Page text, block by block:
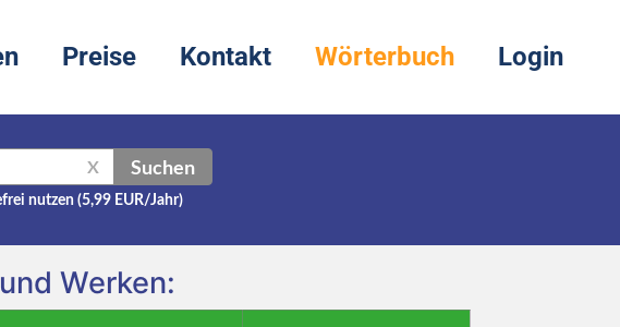
Preise Kontakt Wörterbuch Login
X Suchen
nutzen (5,99 EUR/Jahr)
Werken: